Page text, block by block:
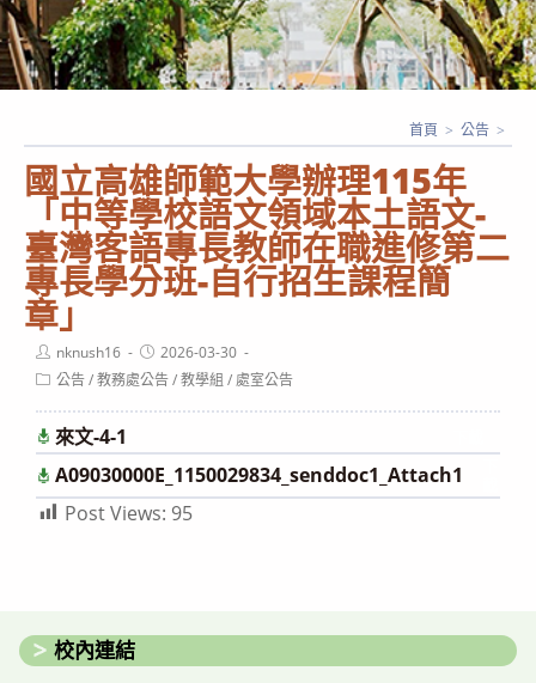
國立高雄師範大學辦理115年
「中等學校語文領域本土語文-
臺灣客語專長教師在職進修第二
專長學分班-自行招生課程簡
章」
首頁 > 公告 >
Post
author:
nknush16
Post
published:
2026-03-30
Post公告/教務處公告/教學組 /處室公告
來文-4-1
A09030000E_1150029834_senddoc1_Attach1
Post Views: 95
校內連結